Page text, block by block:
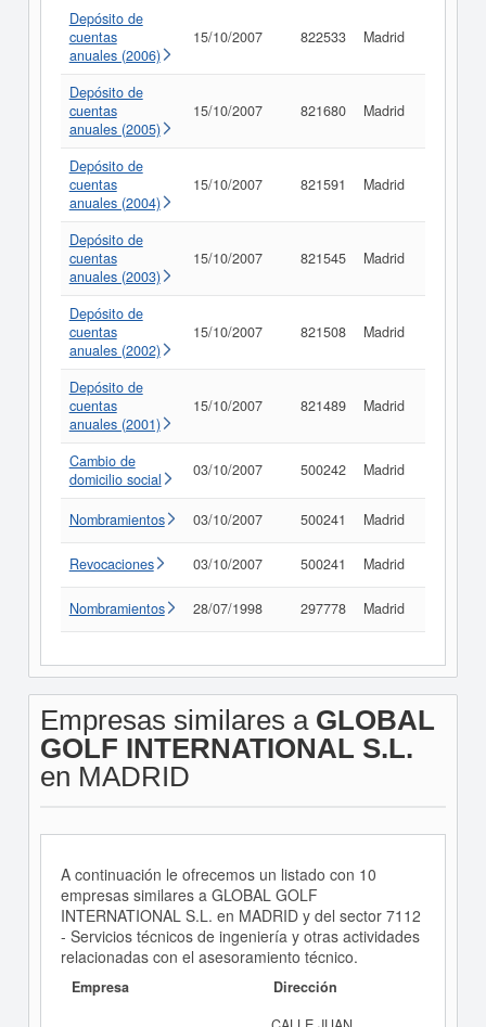
Depósito de
cuentas
anuales (2006)
15/10/2007 822533 Madrid
Depósito de
cuentas
anuales (2005)
15/10/2007 821680 Madrid
Depósito de
cuentas
anuales (2004)
15/10/2007 821591 Madrid
Depósito de
cuentas
anuales (2003)
15/10/2007 821545 Madrid
Depósito de
cuentas
anuales (2002)
15/10/2007 821508 Madrid
Depósito de
cuentas
anuales (2001)
15/10/2007 821489 Madrid
Cambio de
domicilio social
03/10/2007 500242 Madrid
Nombramientos 03/10/2007 500241 Madrid
Revocaciones 03/10/2007 500241 Madrid
Nombramientos 28/07/1998 297778 Madrid
Empresas similares a GLOBAL
GOLF INTERNATIONAL S.L.
en MADRID
A continuación le ofrecemos un listado con 10
empresas similares a GLOBAL GOLF
INTERNATIONAL S.L. en MADRID y del sector 7112
- Servicios técnicos de ingeniería y otras actividades
relacionadas con el asesoramiento técnico.
Empresa
Dirección